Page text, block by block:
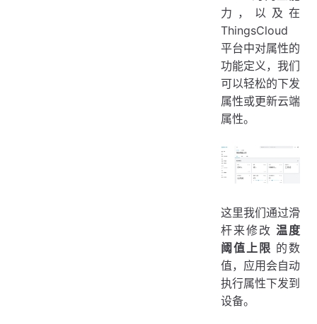
力，以及在
ThingsCloud
平台中对属性的
功能定义，我们
可以轻松的下发
属性或更新云端
属性。
这里我们通过滑
杆来修改温度
阈值上限 的数
值，应用会自动
执行属性下发到
设备。